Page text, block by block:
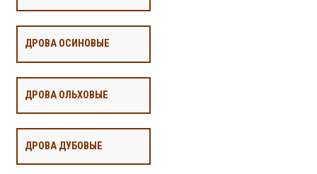
ДРОВА ОСИНОВЫЕ
ДРОВА ОЛЬХОВЫЕ
ДРОВА ДУБОВЫЕ